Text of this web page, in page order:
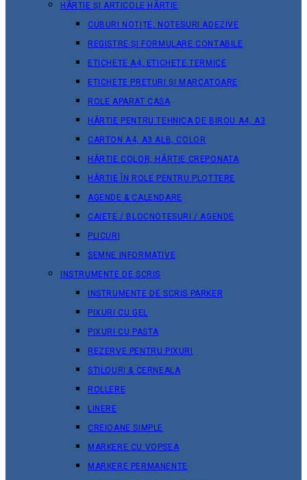
HÂRTIE ȘI ARTICOLE HÂRTIE
CUBURI NOTIȚE, NOTESURI ADEZIVE
REGISTRE ȘI FORMULARE CONTABILE
ETICHETE A4, ETICHETE TERMICE
ETICHETE PRETURI ȘI MARCATOARE
ROLE APARAT CASA
HÂRTIE PENTRU TEHNICA DE BIROU A4, A3
CARTON A4, A3 ALB, COLOR
HÂRTIE COLOR, HÂRTIE CREPONATA
HÂRTIE ÎN ROLE PENTRU PLOTTERE
AGENDE & CALENDARE
CAIETE / BLOCNOTESURI / AGENDE
PLICURI
SEMNE INFORMATIVE
INSTRUMENTE DE SCRIS
INSTRUMENTE DE SCRIS PARKER
PIXURI CU GEL
PIXURI CU PASTA
REZERVE PENTRU PIXURI
STILOURI & СERNEALA
ROLLERE
LINERE
CREIOANE SIMPLE
MARKERE CU VOPSEA
MARKERE PERMANENTE